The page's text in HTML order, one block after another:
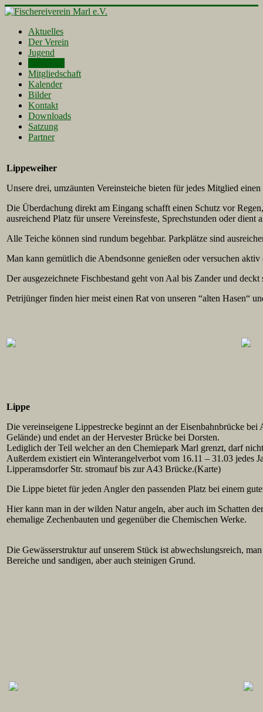
Aktuelles
Der Verein
Jugend
Mitgliedschaft
Kalender
Bilder
Kontakt
Downloads
Satzung
Partner
Lippeweiher
Unsere drei, umzäunten Vereinsteiche bieten für jedes Mitglied
Die Überdachung direkt am Eingang schafft einen Schutz vor
ausreichend Platz für unsere Vereinsfeste, Sprechstunden oder dient
Alle Teiche können sind rundum begehbar. Parkplätze sind
Man kann gemütlich die Abendsonne genießen oder versuchen
Der ausgezeichnete Fischbestand geht von Aal bis Zander und
Petrijünger finden hier meist einen Rat von unseren “alten Hasen“
Lippe
Die vereinseigene Lippestrecke beginnt an der Eisenbahnbrücke
Gelände) und endet an der Hervester Brücke bei Dorsten.
Lediglich der Teil welcher an den Chemiepark Marl grenzt, darf
Außerdem existiert ein Winterangelverbot vom 16.11 – 31.03 jedes
Lipperamsdorfer Str. stromauf bis zur A43 Brücke.(Karte)
Die Lippe bietet für jeden Angler den passenden Platz bei einem
Hier kann man in der wilden Natur angeln, aber auch im Schatten
ehemalige Zechenbauten und gegenüber die Chemischen Werke.
Die Gewässerstruktur auf unserem Stück ist abwechslungsreich,
Bereiche und sandigen, aber auch steinigen Grund.